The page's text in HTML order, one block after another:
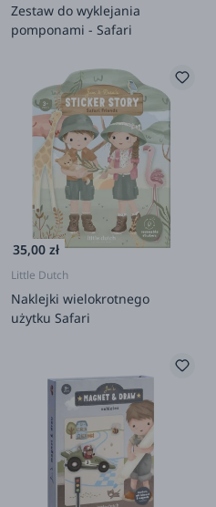
Zestaw do wyklejania
pomponami - Safari
35,00 zł
Little Dutch
Naklejki wielokrotnego
użytku Safari